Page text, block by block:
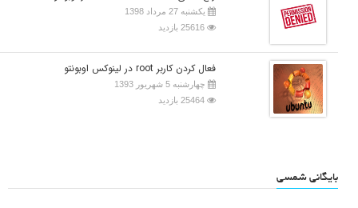
یکشنبه 27 مرداد 1398
25616 بازدید
فعال کردن کاربر root در لینوکس اوبونتو
چهارشنبه 5 شهریور 1393
25464 بازدید
بایگانی شمسی